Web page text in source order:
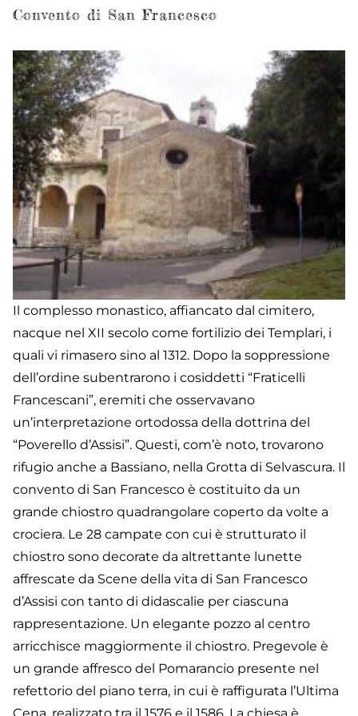
Convento di San Francesco
Il complesso monastico, affiancato dal cimitero,
nacque nel XII secolo come fortilizio dei Templari, i
quali vi rimasero sino al 1312. Dopo la soppressione
dell’ordine subentrarono i cosiddetti “Fraticelli
Francescani”, eremiti che osservavano
un’interpretazione ortodossa della dottrina del
“Poverello d’Assisi”. Questi, com’è noto, trovarono
rifugio anche a Bassiano, nella Grotta di Selvascura. Il
convento di San Francesco è costituito da un
grande chiostro quadrangolare coperto da volte a
crociera. Le 28 campate con cui è strutturato il
chiostro sono decorate da altrettante lunette
affrescate da Scene della vita di San Francesco
d’Assisi con tanto di didascalie per ciascuna
rappresentazione. Un elegante pozzo al centro
arricchisce maggiormente il chiostro. Pregevole è
un grande affresco del Pomarancio presente nel
refettorio del piano terra, in cui è raffigurata l’Ultima